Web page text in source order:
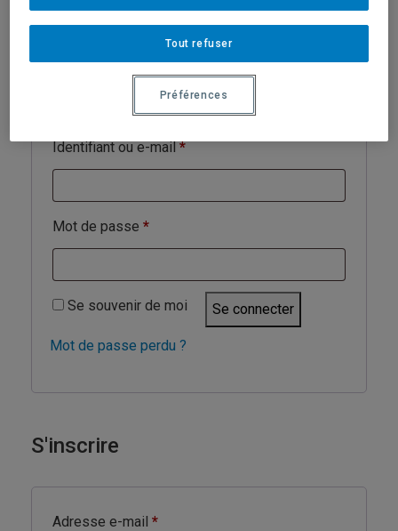
Se connecter
Identifiant ou e-mail*Obligatoire
Mot de passe *Obligatoire
Se souvenir de moi Se connecter
Mot de passe perdu ?
S'inscrire
Adresse e-mail *Obligatoire
Tout refuser
Préférences